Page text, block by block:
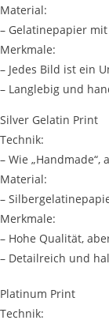
Material:
– Gelatinepapier
Merkmale:
– Jedes Bild ist ein
– Langlebig und
Silver Gelatin Print
Technik:
– Wie
Material:
–
Merkmale:
– Hohe Qualität,
– Detailreich und
Platinum Print
Technik: